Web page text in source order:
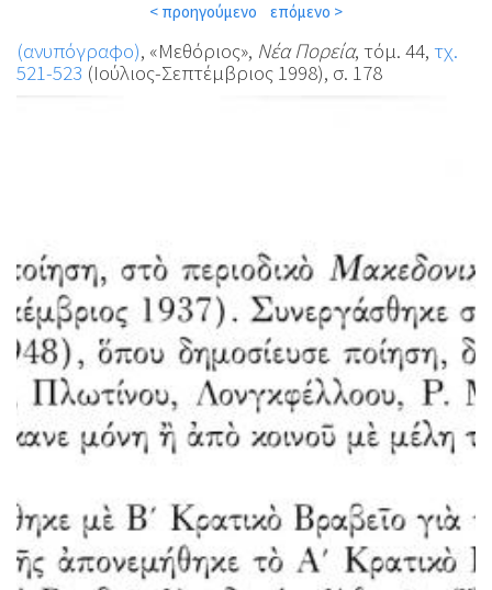
< προηγούμενο επόμενο >
(ανυπόγραφο), «Μεθόριος», Νέα Πορεία, τόμ. 44, τχ.
521-523 (Ιούλιος-Σεπτέμβριος 1998), σ. 178